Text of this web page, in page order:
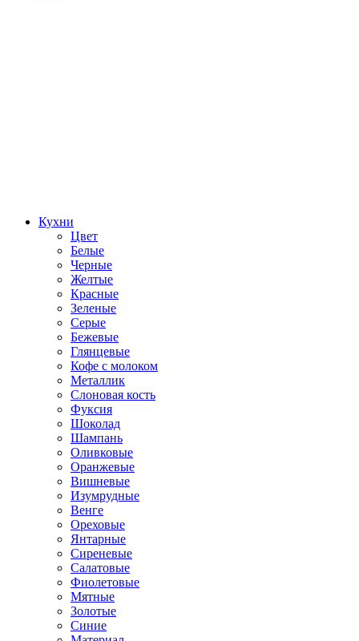
Кухни
Цвет
Белые
Черные
Желтые
Красные
Зеленые
Серые
Бежевые
Глянцевые
Кофе с молоком
Металлик
Слоновая кость
Фуксия
Шоколад
Шампань
Оливковые
Оранжевые
Вишневые
Изумрудные
Венге
Ореховые
Янтарные
Сиреневые
Салатовые
Фиолетовые
Мятные
Золотые
Синие